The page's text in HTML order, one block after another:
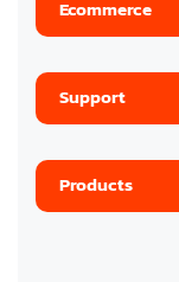
Ecommerce
Support
Products